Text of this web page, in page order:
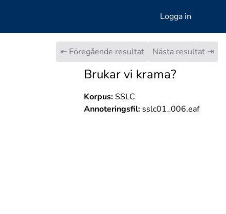
Logga in
⇤ Föregående resultat Nästa resultat ⇥
Brukar vi krama?
Korpus:SSLC
Annoteringsfil:sslc01_006.eaf